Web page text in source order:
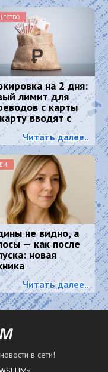
на 2 дня:
лимит для
с карты
вводят с
года
Читать далее..
не видно, а
— как после
новая
седину
любой краски
Читать далее..
в сети!